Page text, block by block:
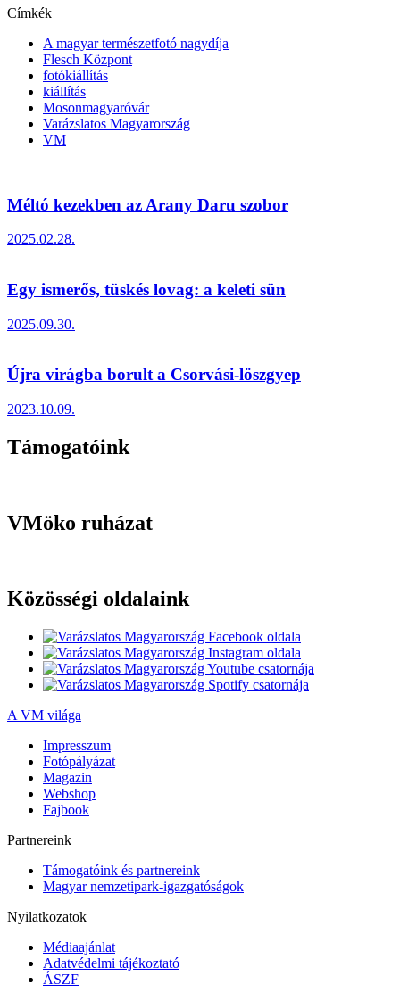
Címkék
A magyar természetfotó nagydíja
Flesch Központ
fotókiállítás
kiállítás
Mosonmagyaróvár
Varázslatos Magyarország
VM
Méltó kezekben az Arany Daru szobor
2025.02.28.
Egy ismerős, tüskés lovag: a keleti sün
2025.09.30.
Újra virágba borult a Csorvási-löszgyep
2023.10.09.
Támogatóink
VMöko ruházat
Közösségi oldalaink
A VM világa
Impresszum
Fotópályázat
Magazin
Webshop
Fajbook
Partnereink
Támogatóink és partnereink
Magyar nemzetipark-igazgatóságok
Nyilatkozatok
Médiaajánlat
Adatvédelmi tájékoztató
ÁSZF